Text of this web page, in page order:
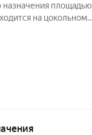
назначения площадью
на цокольном
в любое